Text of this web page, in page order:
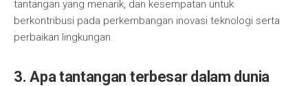
tantangan yang menarik, dan kesempatan untuk
berkontribusi pada perkembangan inovasi teknologi serta
perbaikan lingkungan.
3. Apa tantangan terbesar dalam dunia